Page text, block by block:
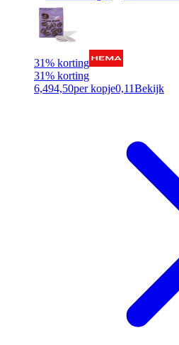
31% korting
31% korting
6,494,50per kopje0,11Bekijk